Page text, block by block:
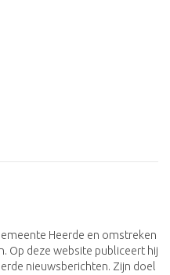
Heerde en omstreken
Op deze website publiceert hij
nieuwsberichten. Zijn doel